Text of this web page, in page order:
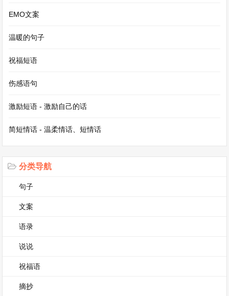
曳；也可能是波澜壮阔的大海，海浪拍打着沙滩，
发出阵阵悦耳的声响。
除了描写景色，还可以写旅行中遇到的人。那些来
自不同地方、有着不同故事的人，他们的言行举
地制作着传统的工艺品，他那娴熟的手法和专注的
神情，让人感受到传统文化的魅力。
那些一起欢笑、一起流泪的时刻。当自己遇到困难
时，朋友伸出的援手，那温暖的力量如同冬日里的
暖阳，照亮了自己的心田。
写作文需要用心去感受生活中的每一个细节，然后
用文字将这些生动地呈现出来，500字虽然不长，
EMO文案
温暖的句子
祝福短语
伤感语句
激励短语 - 激励自己的话
简短情话 - 温柔情话、短情话
分类导航
句子
文案
语录
说说
祝福语
摘抄